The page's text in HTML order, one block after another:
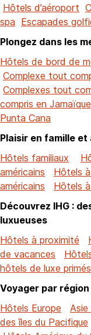
Hôtels d’aéroport
spa Escapades
Plongez dans les
Hôtels de bord de
Complexe tout
Complexes tout
compris en Jamaïque
Punta Cana
Plaisir en famille
Hôtels familiaux
américains
Hôtels
américains
Hôtels
Découvrez IHG :
luxueuses
Hôtels à proximité
de vacances
hôtels de luxe primés
Voyager par région
Hôtels Europe
des îles du Pacifique